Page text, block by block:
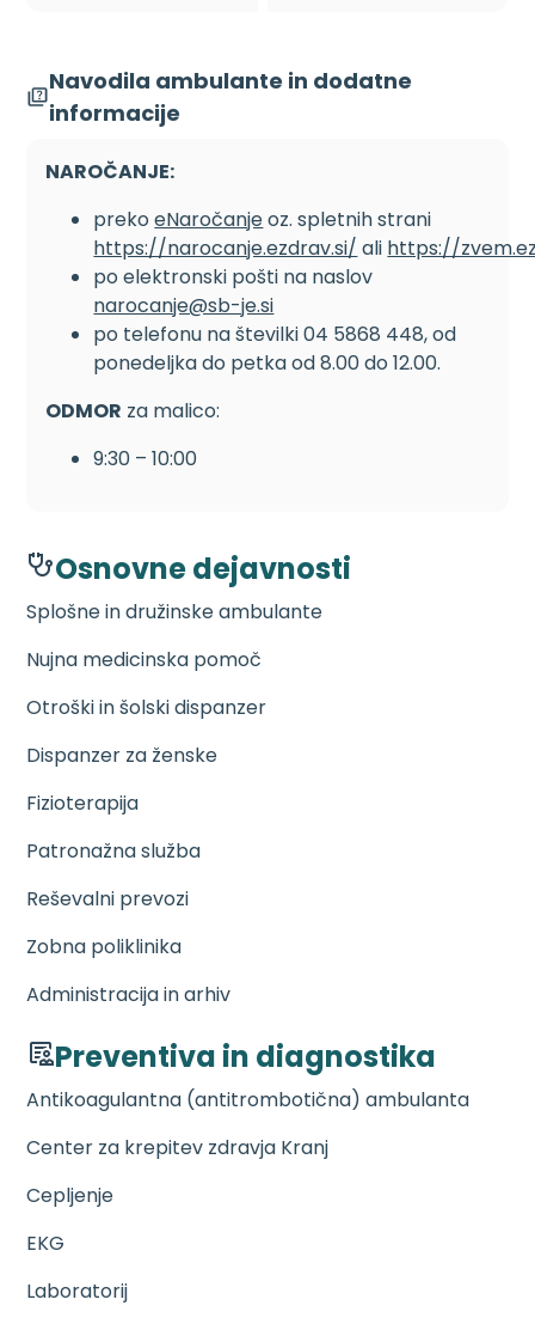
Navodila ambulante in dodatne
informacije
NAROČANJE:
prekoeNaročanjeoz. spletnih strani
https://narocanje.ezdrav.si/ ali https://
po elektronski pošti na naslov
narocanje@sb-je.si
po telefonu na številki 04 5868 448, od
ponedeljka do petka od 8.00 do 12.00.
ODMOR za malico:
9:30 – 10:00
Osnovne dejavnosti
Splošne in družinske ambulante
Nujna medicinska pomoč
Otroški in šolski dispanzer
Dispanzer za ženske
Fizioterapija
Patronažna služba
Reševalni prevozi
Zobna poliklinika
Administracija in arhiv
Preventiva in diagnostika
Antikoagulantna (antitrombotična) ambulanta
Center za krepitev zdravja Kranj
Cepljenje
EKG
Laboratorij